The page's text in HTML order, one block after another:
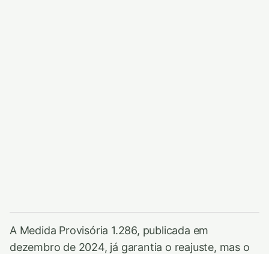
A Medida Provisória 1.286, publicada em
dezembro de 2024, já garantia o reajuste, mas o